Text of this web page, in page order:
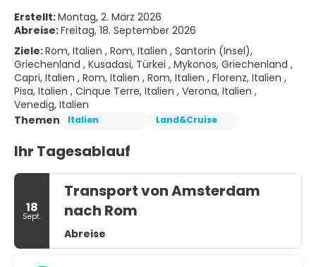
Erstellt:Montag, 2. März 2026
Abreise:Freitag, 18. September 2026
Ziele:Rom, Italien , Rom, Italien , Santorin (Insel),
Griechenland , Kusadasi, Türkei , Mykonos, Griechenland ,
Capri, Italien , Rom, Italien , Rom, Italien , Florenz, Italien ,
Pisa, Italien , Cinque Terre, Italien , Verona, Italien ,
Venedig, Italien
Themen
Italien Land&Cruise
Ihr Tagesablauf
18
Sept.
Transport von Amsterdam
nach Rom
Abreise